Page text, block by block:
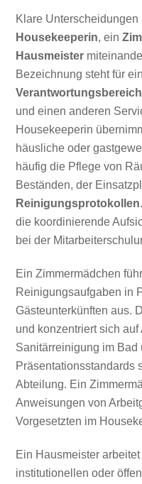
Klare
Housekeeperin, ein
Hausmeister
Bezeichnung steht für
Verantwortungsbereich
und einen anderen
Housekeeperin
häusliche oder
häufig die Pflege von
Beständen, der
Reinigungsprotokollen
die koordinierende
bei der
Ein Zimmermädchen
Reinigungsaufgaben in
Gästeunterkünften aus.
und konzentriert sich
Sanitärreinigung im
Präsentationsstandards
Abteilung. Ein
Anweisungen von
Vorgesetzten im
Ein Hausmeister
institutionellen oder